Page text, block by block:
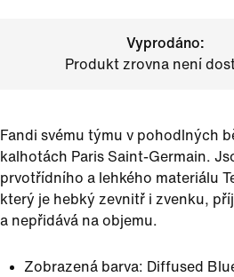
Vyprodáno:
Produkt zrovna není
Fandi svému týmu v pohodlných
kalhotách Paris Saint-Germain.
prvotřídního a lehkého materiálu
který je hebký zevnitř i zvenku,
a nepřidává na objemu.
Zobrazená barva: Diffused